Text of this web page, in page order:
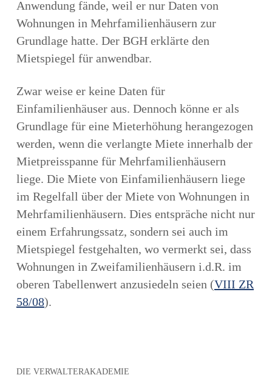
Anwendung fände, weil er nur Daten von
Wohnungen in Mehrfamilienhäusern zur
Grundlage hatte. Der BGH erklärte den
Mietspiegel für anwendbar.
Zwar weise er keine Daten für
Einfamilienhäuser aus. Dennoch könne er als
Grundlage für eine Mieterhöhung herangezogen
werden, wenn die verlangte Miete innerhalb der
Mietpreisspanne für Mehrfamilienhäusern
liege. Die Miete von Einfamilienhäusern liege
im Regelfall über der Miete von Wohnungen in
Mehrfamilienhäusern. Dies entspräche nicht nur
einem Erfahrungssatz, sondern sei auch im
Mietspiegel festgehalten, wo vermerkt sei, dass
Wohnungen in Zweifamilienhäusern i.d.R. im
oberen Tabellenwert anzusiedeln seien (VIII ZR
58/08).
DIE VERWALTERAKADEMIE